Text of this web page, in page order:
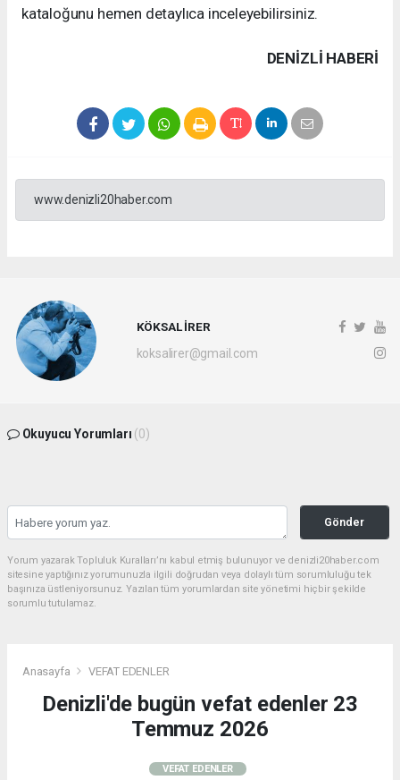
kataloğunu hemen detaylıca inceleyebilirsiniz.
DENIZLI HABERİ
www.denizli20haber.com
KÖKSAL İRER
koksalirer@gmail.com
Okuyucu Yorumları (0)
Gönder
Yorum yazarak Topluluk Kuralları’nı kabul etmiş bulunuyor ve denizli20haber.com
sitesine yaptığınız yorumunuzla ilgili doğrudan veya dolaylı tüm sorumluluğu tek
başınıza üstleniyorsunuz. Yazılan tüm yorumlardan site yönetimi hiçbir şekilde
sorumlu tutulamaz.
Anasayfa VEFAT EDENLER
Denizli'de bugün vefat edenler 23
Temmuz 2026
VEFAT EDENLER